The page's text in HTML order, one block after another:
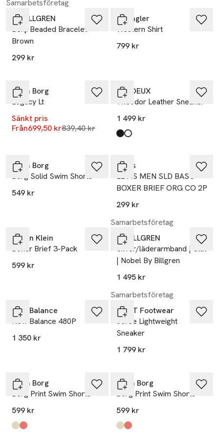
Samarbetsföretag
by BILLGREN
Benji Beaded Bracelet
Brown
299 kr
Wrangler
Western Shirt
799 kr
Björn Borg
Legacy Lt
Sänkt pris
Från699,50 krLägsta pris 30 dagar
839,40 kr
LES DEUX
Theodor Leather Sneaker
1 499 kr
Produkten finns i färgerna:
Black/White
White
Björn Borg
Borg Solid Swim Shorts
549 kr
Levi's
LEVIS MEN SLD BASC
BOXER BRIEF ORG CO 2P
299 kr
Calvin Klein
Boxer Brief 3-Pack
599 kr
Samarbetsföretag
by BILLGREN
Silver/läderarmband | Slät
| Nobel By Billgren
1 495 kr
New Balance
New Balance 480P
1 350 kr
Samarbetsföretag
GANT Footwear
Joree Lightweight
Sneaker
1 799 kr
Björn Borg
Borg Print Swim Shorts
599 kr
Produkten finns i färgerna:
Bb Palm Beach Big 2
Bb Sardines 1
Björn Borg
Borg Print Swim Shorts
599 kr
Produkten finns i färgerna:
Bb Palm Beach Big 2
Bb Sardines 1